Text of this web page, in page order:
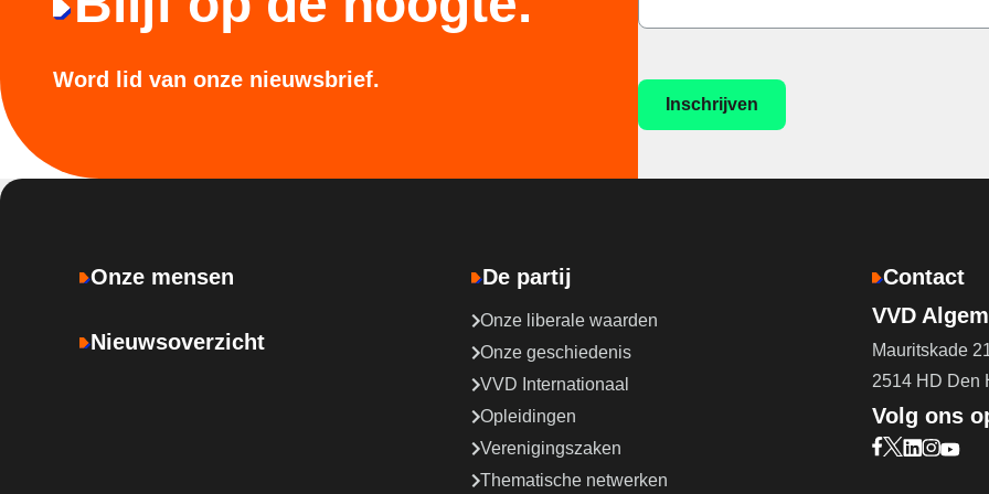
Word lid van onze nieuwsbrief.
Onze mensen
Nieuwsoverzicht
De partij
Onze liberale waarden
Onze geschiedenis
VVD Internationaal
Opleidingen
Verenigingszaken
Thematische netwerken
Contact
VVD
Mauritskade
2514 HD Den
Volg ons
Bezoek onze
Bezoek
Bezoek
Bezoek